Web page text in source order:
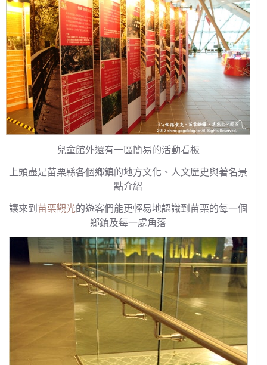
兒童館外還有一區簡易的活動看板
上頭盡是苗栗縣各個鄉鎮的地方文化、人文歷史與著名景
點介紹
讓來到 苗栗觀光的遊客們能更輕易地認識到苗栗的每一個
鄉鎮及每一處角落